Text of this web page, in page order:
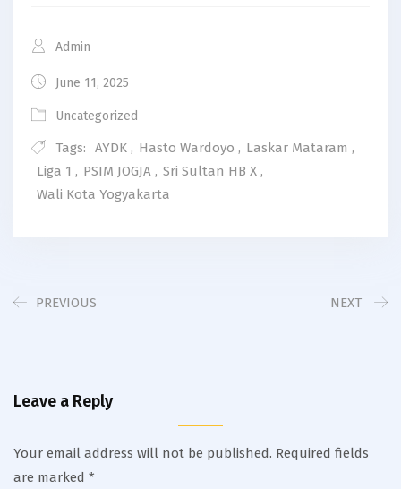
Admin
June 11, 2025
Uncategorized
Tags: AYDK , Hasto Wardoyo , Laskar Mataram ,
Liga 1 , PSIM JOGJA , Sri Sultan HB X ,
Wali Kota Yogyakarta
PREVIOUS NEXT
Leave a Reply
Your email address will not be published. Required fields
are marked *